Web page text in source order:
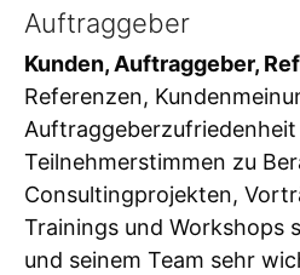
Auftraggeber
Kunden, Auftraggeber,
Referenzen,
Auftraggeberzufriedenheit
Teilnehmerstimmen zu
Consultingprojekten,
Trainings und Workshops
und seinem Team sehr